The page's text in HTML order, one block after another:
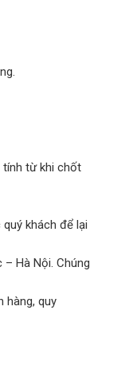
tính từ khi chốt
khách để lại
Hà Nội. Chúng
hàng, quy